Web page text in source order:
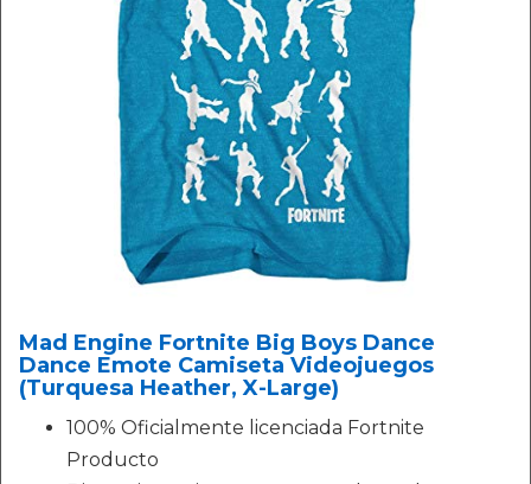
Mad Engine Fortnite Big Boys Dance
Dance Emote Camiseta Videojuegos
(Turquesa Heather, X-Large)
100% Oficialmente licenciada Fortnite
Producto